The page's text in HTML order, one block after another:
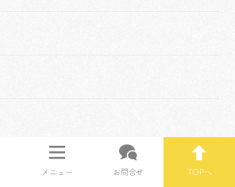
メニュー お問合せ TOPへ